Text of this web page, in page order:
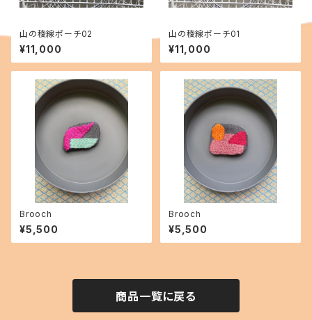
山の稜線ポーチ02
¥11,000
山の稜線ポーチ01
¥11,000
Brooch
¥5,500
Brooch
¥5,500
商品一覧に戻る